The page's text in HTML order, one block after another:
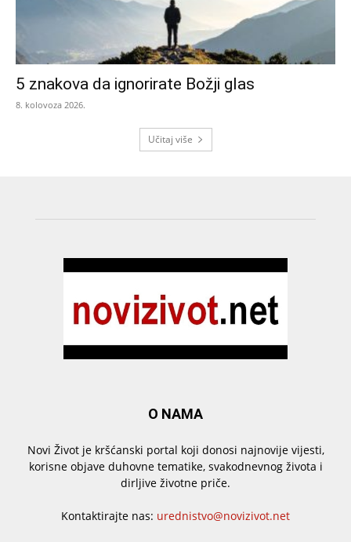
5 znakova da ignorirate Božji glas
8. kolovoza 2026.
Učitaj više
O NAMA
Novi Život je kršćanski portal koji donosi najnovije vijesti,
korisne objave duhovne tematike, svakodnevnog života i
dirljive životne priče.
Kontaktirajte nas: urednistvo@novizivot.net